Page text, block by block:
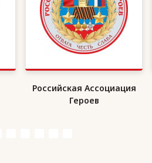
Российская Ассоциация
Героев